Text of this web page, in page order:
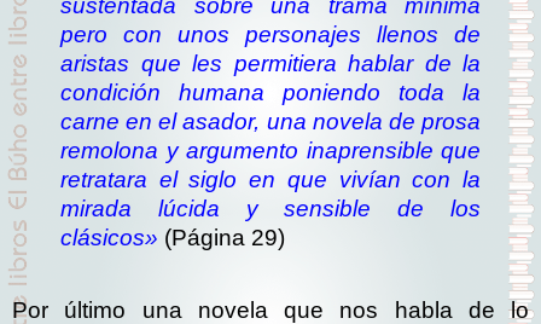
pero con unos personajes llenos de
aristas que les permitiera hablar de la
condición humana poniendo toda la
carne en el asador, una novela de prosa
remolona y argumento inaprensible que
retratara el siglo en que vivían con la
mirada lúcida y sensible de los
clásicos» (Página 29)
Por último una novela que nos habla de lo